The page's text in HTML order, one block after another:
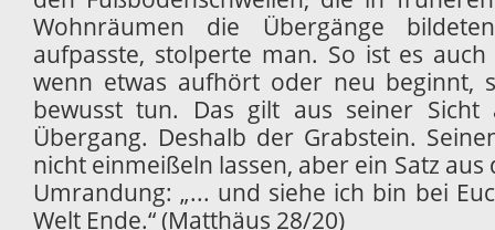
Wohnräumen die Übergänge
aufpasste, stolperte man. So ist es
wenn etwas aufhört oder neu beginnt,
bewusst tun. Das gilt aus seiner
Übergang. Deshalb der Grabstein.
nicht einmeißeln lassen, aber ein Satz
Umrandung: „... und siehe ich bin bei
Welt Ende.“ (Matthäus 28/20)